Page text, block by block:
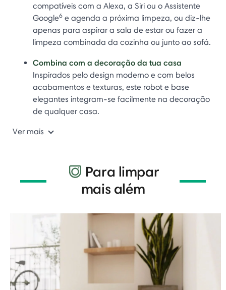
compatíveis com a Alexa, a Siri ou o Assistente
Google6 e agenda a próxima limpeza, ou diz-lhe
apenas para aspirar a sala de estar ou fazer a
limpeza combinada da cozinha ou junto ao sofá.
Combina com a decoração da tua casa
Inspirados pelo design moderno e com belos
acabamentos e texturas, este robot e base
elegantes integram-se facilmente na decoração
de qualquer casa.
Ver mais
Para limpar
mais além